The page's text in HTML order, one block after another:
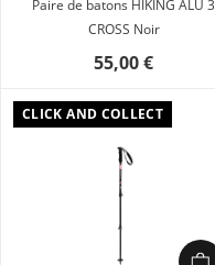
Paire de batons HIKING ALU 3
CROSS Noir
55,00 €
CLICK AND COLLECT